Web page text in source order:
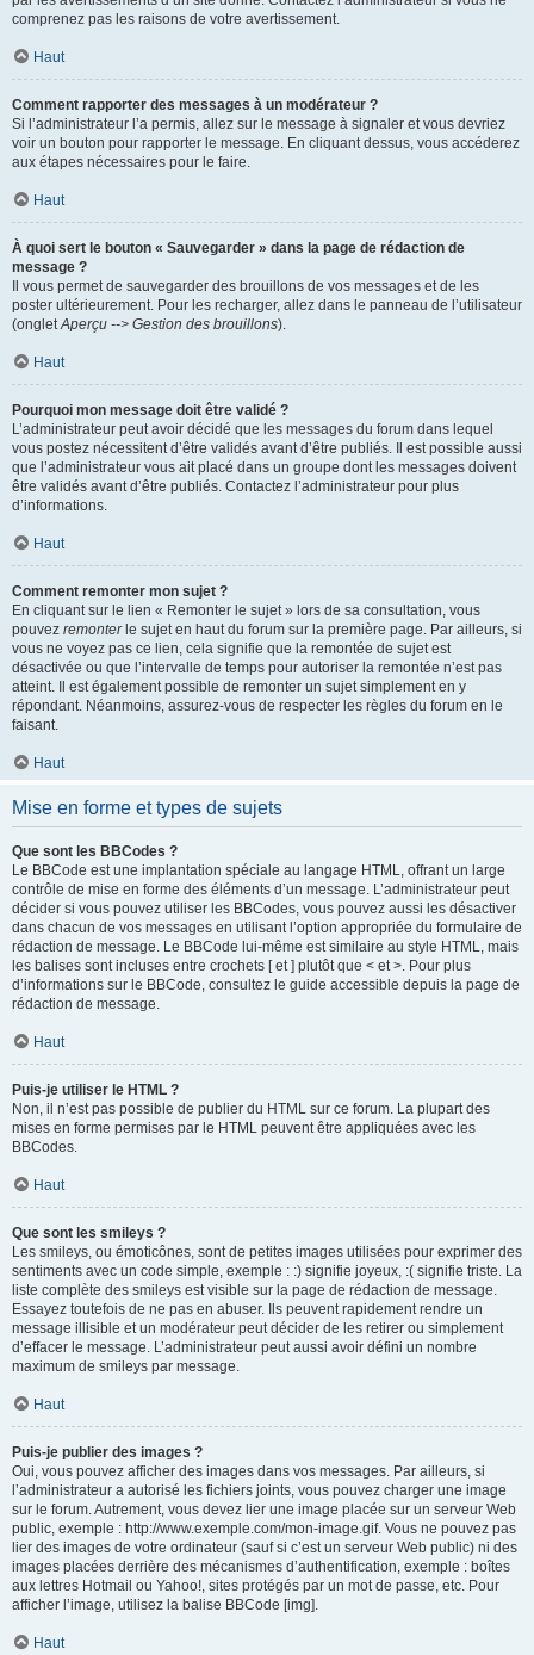
comprenez pas les raisons de votre avertissement.
Haut
Comment rapporter des messages à un modérateur ?
Si l’administrateur l’a permis, allez sur le message à signaler et vous devriez
voir un bouton pour rapporter le message. En cliquant dessus, vous accéderez
aux étapes nécessaires pour le faire.
Haut
À quoi sert le bouton « Sauvegarder » dans la page de rédaction de
message ?
Il vous permet de sauvegarder des brouillons de vos messages et de les
poster ultérieurement. Pour les recharger, allez dans le panneau de l’utilisateur
(ongletAperçu --> Gestion des brouillons).
Haut
Pourquoi mon message doit être validé ?
L’administrateur peut avoir décidé que les messages du forum dans lequel
vous postez nécessitent d’être validés avant d’être publiés. Il est possible aussi
que l’administrateur vous ait placé dans un groupe dont les messages doivent
être validés avant d’être publiés. Contactez l’administrateur pour plus
d’informations.
Haut
Comment remonter mon sujet ?
En cliquant sur le lien « Remonter le sujet » lors de sa consultation, vous
pouvez remonterle sujet en haut du forum sur la première page. Par ailleurs, si
vous ne voyez pas ce lien, cela signifie que la remontée de sujet est
désactivée ou que l’intervalle de temps pour autoriser la remontée n’est pas
atteint. Il est également possible de remonter un sujet simplement en y
répondant. Néanmoins, assurez-vous de respecter les règles du forum en le
faisant.
Haut
Mise en forme et types de sujets
Que sont les BBCodes ?
Le BBCode est une implantation spéciale au langage HTML, offrant un large
contrôle de mise en forme des éléments d’un message. L’administrateur peut
décider si vous pouvez utiliser les BBCodes, vous pouvez aussi les désactiver
dans chacun de vos messages en utilisant l’option appropriée du formulaire de
rédaction de message. Le BBCode lui-même est similaire au style HTML, mais
les balises sont incluses entre crochets [ et ] plutôt que < et >. Pour plus
d’informations sur le BBCode, consultez le guide accessible depuis la page de
rédaction de message.
Haut
Puis-je utiliser le HTML ?
Non, il n’est pas possible de publier du HTML sur ce forum. La plupart des
mises en forme permises par le HTML peuvent être appliquées avec les
BBCodes.
Haut
Que sont les smileys ?
Les smileys, ou émoticônes, sont de petites images utilisées pour exprimer des
sentiments avec un code simple, exemple : :) signifie joyeux, :( signifie triste. La
liste complète des smileys est visible sur la page de rédaction de message.
Essayez toutefois de ne pas en abuser. Ils peuvent rapidement rendre un
message illisible et un modérateur peut décider de les retirer ou simplement
d’effacer le message. L’administrateur peut aussi avoir défini un nombre
maximum de smileys par message.
Haut
Puis-je publier des images ?
Oui, vous pouvez afficher des images dans vos messages. Par ailleurs, si
l’administrateur a autorisé les fichiers joints, vous pouvez charger une image
sur le forum. Autrement, vous devez lier une image placée sur un serveur Web
public, exemple : http://www.exemple.com/mon-image.gif. Vous ne pouvez pas
lier des images de votre ordinateur (sauf si c’est un serveur Web public) ni des
images placées derrière des mécanismes d’authentification, exemple : boîtes
aux lettres Hotmail ou Yahoo!, sites protégés par un mot de passe, etc. Pour
afficher l’image, utilisez la balise BBCode [img].
Haut